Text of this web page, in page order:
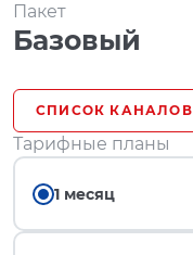
Пакет
Базовый
СПИСОК КАНАЛОВ
Тарифные планы
1 месяц